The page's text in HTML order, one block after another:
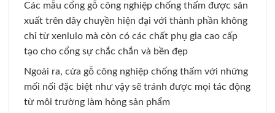
Các mẫu cổng gỗ công nghiệp chống thấm được sản
xuất trên dây chuyền hiện đại với thành phần không
chỉ từ xenlulo mà còn có các chất phụ gia cao cấp
tạo cho cổng sự chắc chắn và bền đẹp
Ngoài ra, cửa gỗ công nghiệp chống thấm với những
mối nối đặc biệt như vậy sẽ tránh được mọi tác động
từ môi trường làm hỏng sản phẩm